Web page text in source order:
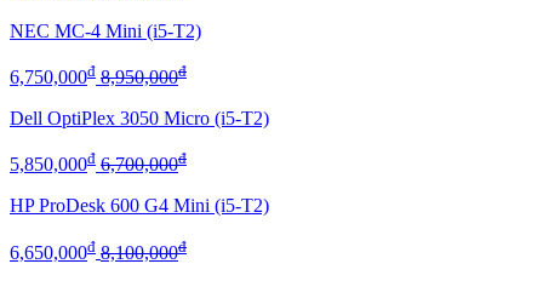
NEC MC-4 Mini (i5-T2)
6,750,000đ 8,950,000đ
Dell OptiPlex 3050 Micro (i5-T2)
5,850,000đ 6,700,000đ
HP ProDesk 600 G4 Mini (i5-T2)
6,650,000đ 8,100,000đ